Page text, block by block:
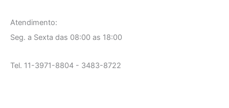
Atendimento:
Seg. a Sexta das 08:00 as 18:00
Tel. 11-3971-8804 - 3483-8722